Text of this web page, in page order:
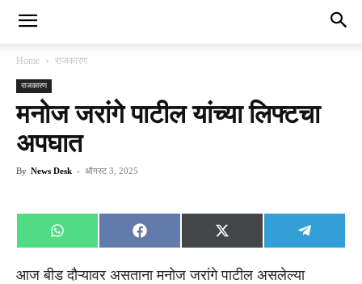
Home राजकारण
राजकारण
मनोज जरांगे पाटील यांच्या लिफ्टचा
अपघात
By News Desk - ऑगस्ट 3, 2025
Share
on
WhatsApp
Share
on
Facebook
Share
on
X
(Twitter)
Share
on
आज बीड दौऱ्यावर असताना मनोज जरांगे पाटील असलेल्या